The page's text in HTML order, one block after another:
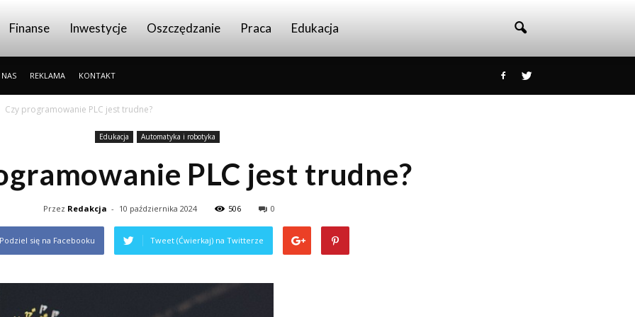
Finanse Inwestycje Oszczędzanie Praca Edukacja
REKLAMA KONTAKT
Czy programowanie PLC jest trudne?
Edukacja Automatyka i robotyka
PLC jest trudne?
Przez Redakcja - 10 października 2024 506 0
Podziel się na Facebooku Tweet (Ćwierkaj) na Twitterze